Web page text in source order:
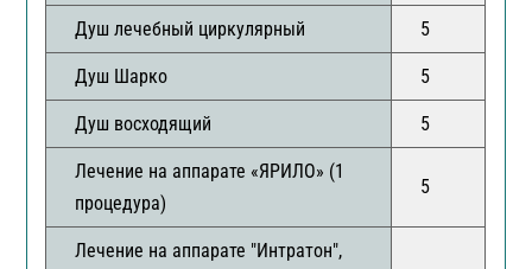
Душ лечебный циркулярный 5
Душ Шарко 5
Душ восходящий 5
Лечение на аппарате «ЯРИЛО» (1
процедура)
5
Лечение на аппарате "Интратон",